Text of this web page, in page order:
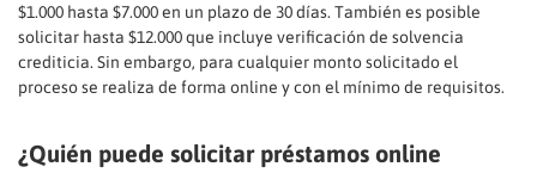
$1.000 hasta $7.000 en un plazo de 30 días. También es posible
solicitar hasta $12.000 que incluye verificación de solvencia
crediticia. Sin embargo, para cualquier monto solicitado el
proceso se realiza de forma online y con el mínimo de requisitos.
¿Quién puede solicitar préstamos online